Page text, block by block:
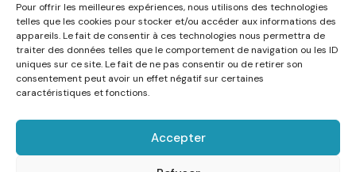
Pour offrir les meilleures expériences, nous utilisons des technologies
telles que les cookies pour stocker et/ou accéder aux informations des
appareils. Le fait de consentir à ces technologies nous permettra de
traiter des données telles que le comportement de navigation ou les ID
uniques sur ce site. Le fait de ne pas consentir ou de retirer son
consentement peut avoir un effet négatif sur certaines
caractéristiques et fonctions.
Accepter
Partagez cette page